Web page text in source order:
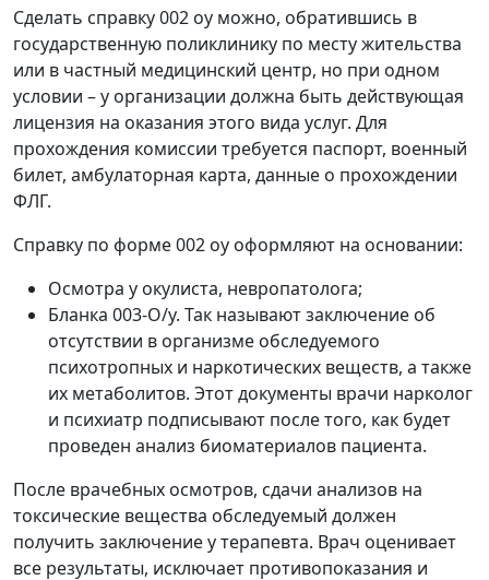
Сделать справку 002 оу можно, обратившись в
государственную поликлинику по месту жительства
или в частный медицинский центр, но при одном
условии – у организации должна быть действующая
лицензия на оказания этого вида услуг. Для
прохождения комиссии требуется паспорт, военный
билет, амбулаторная карта, данные о прохождении
ФЛГ.
Справку по форме 002 оу оформляют на основании:
Осмотра у окулиста, невропатолога;
Бланка 003-О/у. Так называют заключение об
отсутствии в организме обследуемого
психотропных и наркотических веществ, а также
их метаболитов. Этот документы врачи нарколог
и психиатр подписывают после того, как будет
проведен анализ биоматериалов пациента.
После врачебных осмотров, сдачи анализов на
токсические вещества обследуемый должен
получить заключение у терапевта. Врач оценивает
все результаты, исключает противопоказания и